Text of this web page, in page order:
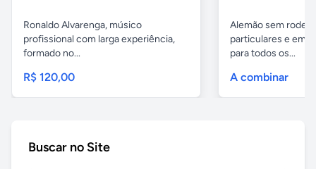
Ronaldo Alvarenga, músico
profissional com larga experiência,
formado no...
R$ 120,00
Alemão sem
particulares e em
para todos os...
A combinar
Buscar no Site